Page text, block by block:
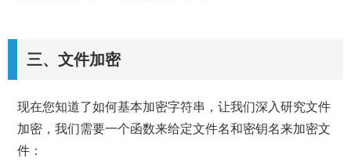
三、文件加密
现在您知道了如何基本加密字符串，让我们深入研究文件
加密，我们需要一个函数来给定文件名和密钥名来加密文
件：